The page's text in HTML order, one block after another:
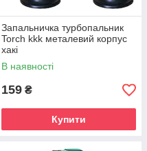
Запальничка турбопальник
Torch kkk металевий корпус
хакі
В наявності
159 ₴
Купити